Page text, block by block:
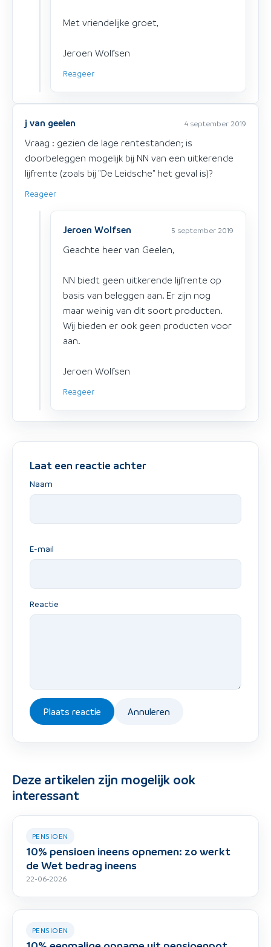
Met vriendelijke groet,
Jeroen Wolfsen
Reageer
j van geelen 4 september 2019
Vraag : gezien de lage rentestanden; is
doorbeleggen mogelijk bij NN van een uitkerende
lijfrente (zoals bij "De Leidsche" het geval is)?
Reageer
Jeroen Wolfsen 5 september 2019
Geachte heer van Geelen,
NN biedt geen uitkerende lijfrente op
basis van beleggen aan. Er zijn nog
maar weinig van dit soort producten.
Wij bieden er ook geen producten voor
aan.
Jeroen Wolfsen
Reageer
Laat een reactie achter
Naam
E-mail
Reactie
Plaats reactie Annuleren
Deze artikelen zijn mogelijk ook
interessant
PENSIOEN
10% pensioen ineens opnemen: zo werkt
de Wet bedrag ineens
22-06-2026
PENSIOEN